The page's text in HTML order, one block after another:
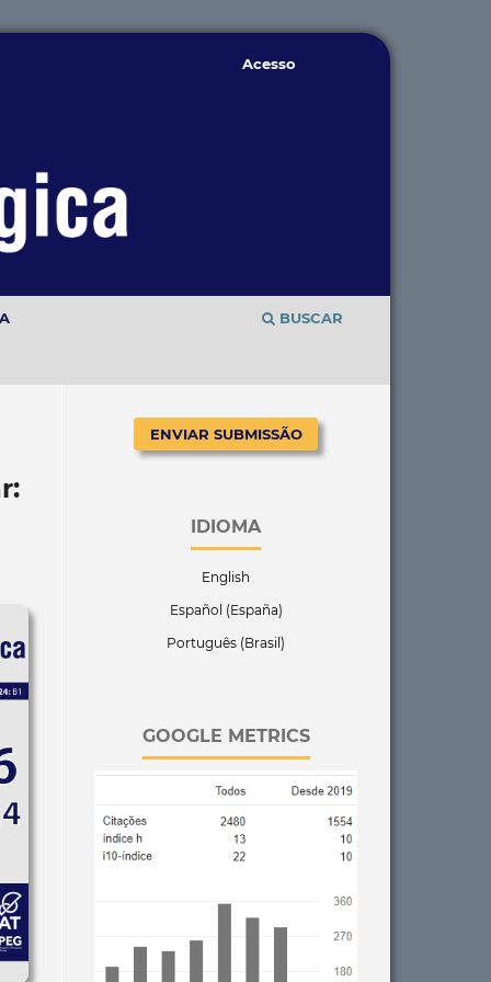
BUSCAR
Acesso
ENVIAR SUBMISSÃO
IDIOMA
English
Español (España)
Português (Brasil)
GOOGLE METRICS